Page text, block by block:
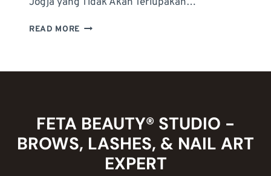
READ MORE 14
FETA BEAUTY® STUDIO -
BROWS, LASHES, & NAIL ART
EXPERT